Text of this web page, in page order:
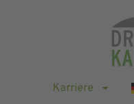
Karriere